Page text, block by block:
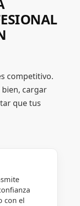
competitivo.
cargar
que tus
con el